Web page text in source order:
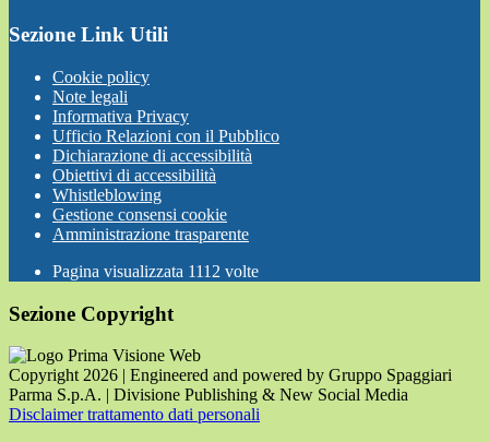
Sezione Link Utili
Cookie policy
Note legali
Informativa Privacy
Ufficio Relazioni con il Pubblico
Dichiarazione di accessibilità
Obiettivi di accessibilità
Whistleblowing
Gestione consensi cookie
Amministrazione trasparente
Pagina visualizzata 1112 volte
Sezione Copyright
Copyright 2026 | Engineered and powered by Gruppo Spaggiari
Parma S.p.A. | Divisione Publishing & New Social Media
Disclaimer trattamento dati personali